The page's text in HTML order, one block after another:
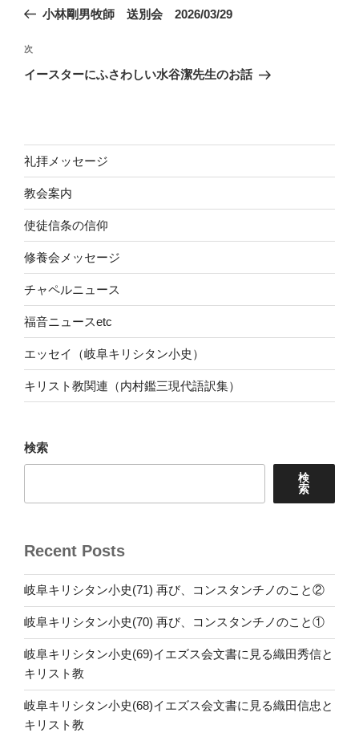
ビ
ゲ
ン
の
稿
小林剛男牧師 送別会 2026/03/29
次
の
次
イースターにふさわしい水谷潔先生のお話
礼拝メッセージ
教会案内
使徒信条の信仰
修養会メッセージ
チャペルニュース
福音ニュースetc
エッセイ（岐阜キリシタン小史）
キリスト教関連（内村鑑三現代語訳集）
検索
検
索
Recent Posts
岐阜キリシタン小史(71) 再び、コンスタンチノのこと②
岐阜キリシタン小史(70) 再び、コンスタンチノのこと①
岐阜キリシタン小史(69)イエズス会文書に見る織田秀信と
キリスト教
岐阜キリシタン小史(68)イエズス会文書に見る織田信忠と
キリスト教